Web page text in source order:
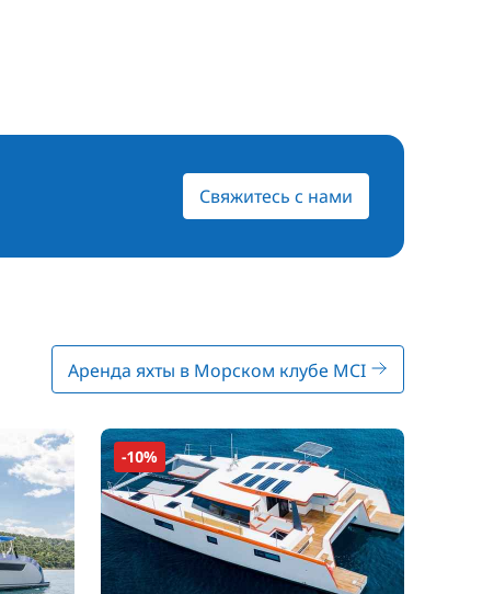
Свяжитесь с нами
Аренда яхты в Морском клубе MCI
-10%